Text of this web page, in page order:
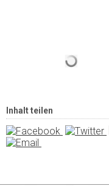
Inhalt teilen